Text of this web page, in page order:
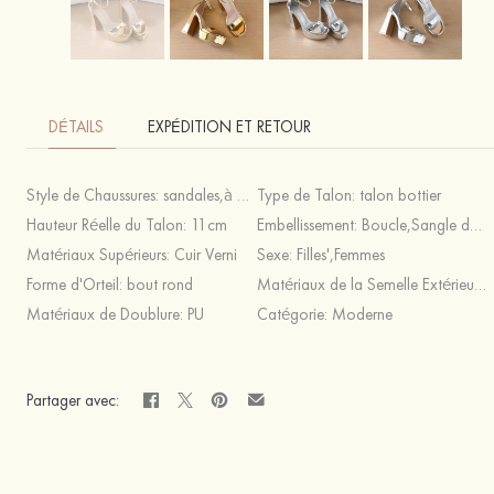
DÉTAILS EXPÉDITION ET RETOUR
Style de Chaussures: sandales,à bout ouvert,Talons Type de Talon: talon bottier
Hauteur Réelle du Talon: 11cm Embellissement: Boucle,Sangle de Cheville
Matériaux Supérieurs: Cuir Verni Sexe: Filles',Femmes
Forme d'Orteil: bout rond Matériaux de la Semelle Extérieure:
Matériaux de Doublure: PU Catégorie: Moderne
Partager avec: